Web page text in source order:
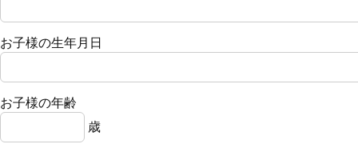
お子様の生年月日
お子様の年齢
歳